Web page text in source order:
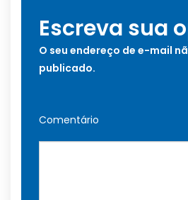
Escreva sua
O seu endereço de e-mail
publicado.
Comentário